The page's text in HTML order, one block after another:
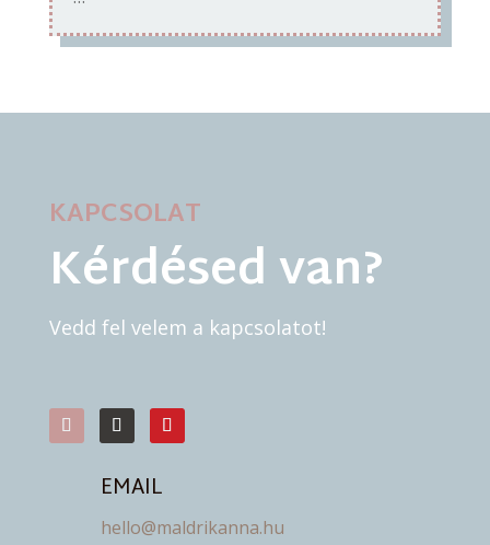
KAPCSOLAT
Kérdésed van?
Vedd fel velem a kapcsolatot!
EMAIL
hello@maldrikanna.hu